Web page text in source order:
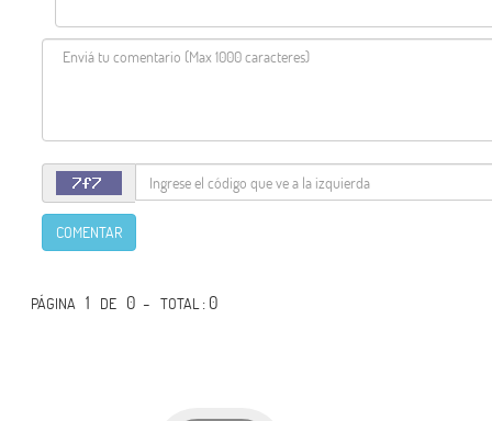
COMENTAR
PÁGINA 1 DE 0 -TOTAL: 0